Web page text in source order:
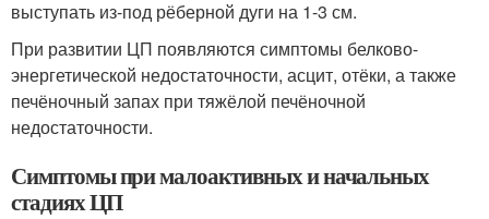
выступать из-под рёберной дуги на 1-3 см.
При развитии ЦП появляются симптомы белково-
энергетической недостаточности, асцит, отёки, а также
печёночный запах при тяжёлой печёночной
недостаточности.
Симптомы при малоактивных и начальных
стадиях ЦП